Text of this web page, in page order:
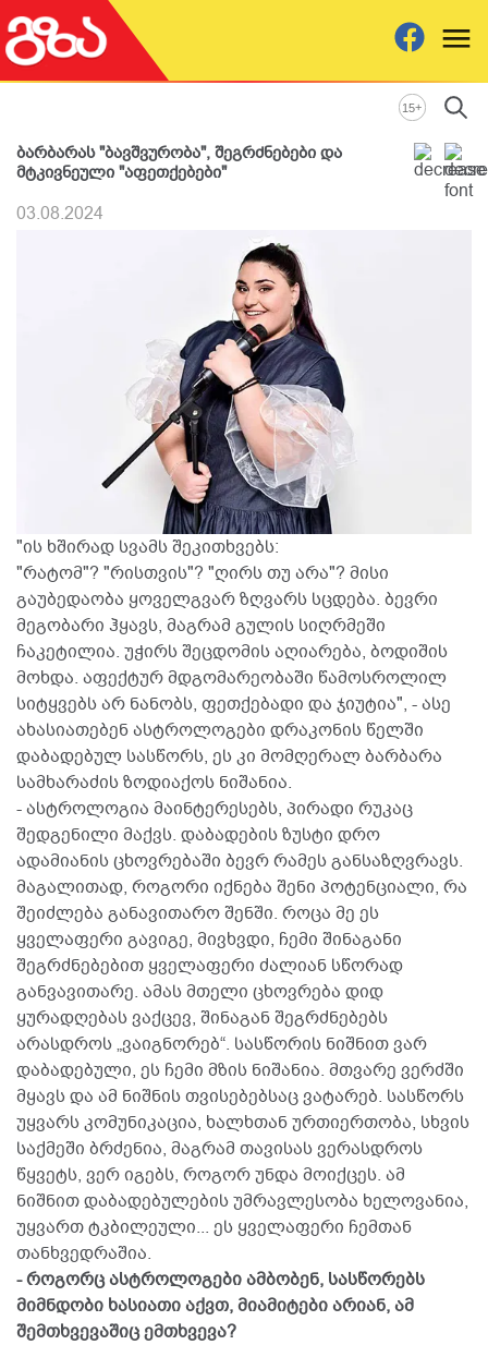
15+
ბარბარას "ბავშვურობა", შეგრძნებები და
მტკივნეული "აფეთქებები"
03.08.2024
"ის ხშირად სვამს შეკითხვებს:
"რატომ"? "რისთვის"? "ღირს თუ არა"? მისი
გაუბედაობა ყოველგვარ ზღვარს სცდება. ბევრი
მეგობარი ჰყავს, მაგრამ გულის სიღრმეში
ჩაკეტილია. უჭირს შეცდომის აღიარება, ბოდიშის
მოხდა. აფექტურ მდგომარეობაში წამოსროლილ
სიტყვებს არ ნანობს, ფეთქებადი და ჯიუტია", - ასე
ახასიათებენ ასტროლოგები დრაკონის წელში
დაბადებულ სასწორს, ეს კი მომღერალ ბარბარა
სამხარაძის ზოდიაქოს ნიშანია.
- ასტროლოგია მაინტერესებს, პირადი რუკაც
შედგენილი მაქვს. დაბადების ზუსტი დრო
ადამიანის ცხოვრებაში ბევრ რამეს განსაზღვრავს.
მაგალითად, როგორი იქნება შენი პოტენციალი, რა
შეიძლება განავითარო შენში. როცა მე ეს
ყველაფერი გავიგე, მივხვდი, ჩემი შინაგანი
შეგრძნებებით ყველაფერი ძალიან სწორად
განვავითარე. ამას მთელი ცხოვრება დიდ
ყურადღებას ვაქცევ, შინაგან შეგრძნებებს
არასდროს „ვაიგნორებ“. სასწორის ნიშნით ვარ
დაბადებული, ეს ჩემი მზის ნიშანია. მთვარე ვერძში
მყავს და ამ ნიშნის თვისებებსაც ვატარებ. სასწორს
უყვარს კომუნიკაცია, ხალხთან ურთიერთობა, სხვის
საქმეში ბრძენია, მაგრამ თავისას ვერასდროს
წყვეტს, ვერ იგებს, როგორ უნდა მოიქცეს. ამ
ნიშნით დაბადებულების უმრავლესობა ხელოვანია,
უყვართ ტკბილეული... ეს ყველაფერი ჩემთან
თანხვედრაშია.
- როგორც ასტროლოგები ამბობენ, სასწორებს
მიმნდობი ხასიათი აქვთ, მიამიტები არიან, ამ
შემთხვევაშიც ემთხვევა?